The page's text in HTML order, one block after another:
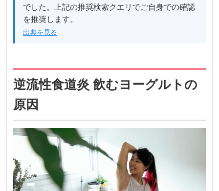
でした。上記の推奨検索クエリでご自身での確認
を推奨します。
出典を見る
逆流性食道炎 飲むヨーグルトの
原因